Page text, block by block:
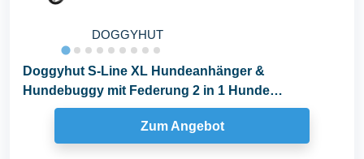
DOGGYHUT
Doggyhut S-Line XL Hundeanhänger &
Hundebuggy mit Federung 2 in 1 Hunde
Fahrradanhänger Jogger...
Zum Angebot